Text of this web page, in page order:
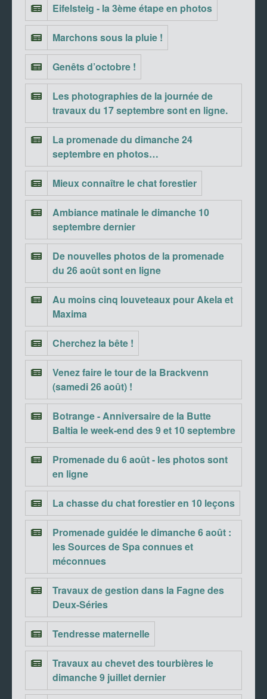
Eifelsteig - la 3ème étape en photos
Marchons sous la pluie !
Genêts d’octobre !
Les photographies de la journée de
travaux du 17 septembre sont en ligne.
La promenade du dimanche 24
septembre en photos…
Mieux connaître le chat forestier
Ambiance matinale le dimanche 10
septembre dernier
De nouvelles photos de la promenade
du 26 août sont en ligne
Au moins cinq louveteaux pour Akela et
Maxima
Cherchez la bête !
Venez faire le tour de la Brackvenn
(samedi 26 août) !
Botrange - Anniversaire de la Butte
Baltia le week-end des 9 et 10 septembre
Promenade du 6 août - les photos sont
en ligne
La chasse du chat forestier en 10 leçons
Promenade guidée le dimanche 6 août :
les Sources de Spa connues et
méconnues
Travaux de gestion dans la Fagne des
Deux-Séries
Tendresse maternelle
Travaux au chevet des tourbières le
dimanche 9 juillet dernier